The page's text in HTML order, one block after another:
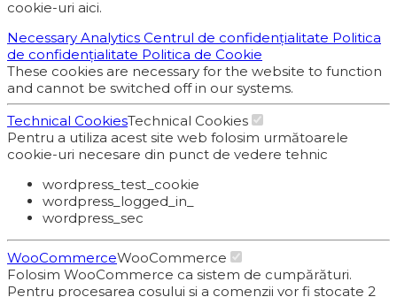
cookie-uri aici.
Necessary Analytics Centrul de confidențialitate Politica
de confidențialitate Politica de Cookie
These cookies are necessary for the website to function
and cannot be switched off in our systems.
Technical CookiesTechnical Cookies
Pentru a utiliza acest site web folosim următoarele
cookie-uri necesare din punct de vedere tehnic
wordpress_test_cookie
wordpress_logged_in_
wordpress_sec
WooCommerceWooCommerce
Folosim WooCommerce ca sistem de cumpărături.
Pentru procesarea coșului și a comenzii vor fi stocate 2